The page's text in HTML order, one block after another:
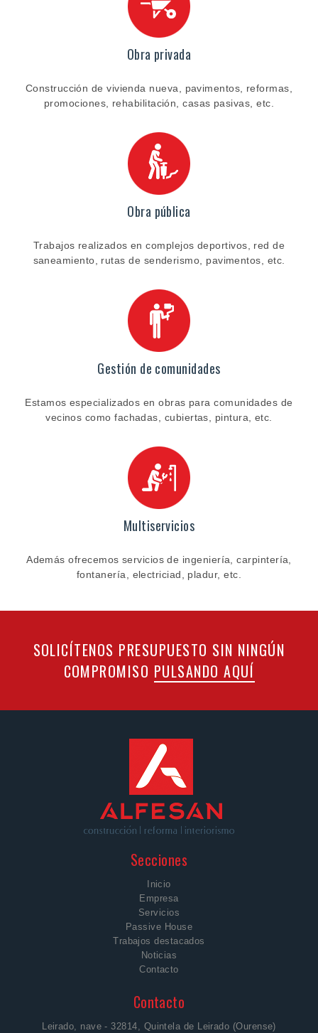
Obra privada
Construcción de vivienda nueva, pavimentos, reformas,
promociones, rehabilitación, casas pasivas, etc.
Obra pública
Trabajos realizados en complejos deportivos, red de
saneamiento, rutas de senderismo, pavimentos, etc.
Gestión de comunidades
Estamos especializados en obras para comunidades de
vecinos como fachadas, cubiertas, pintura, etc.
Multiservicios
Además ofrecemos servicios de ingeniería, carpintería,
fontanería, electriciad, pladur, etc.
SOLICÍTENOS PRESUPUESTO SIN NINGÚN
COMPROMISO PULSANDO AQUÍ
Secciones
Inicio
Empresa
Servicios
Passive House
Trabajos destacados
Noticias
Contacto
Contacto
Leirado, nave - 32814, Quintela de Leirado (Ourense)